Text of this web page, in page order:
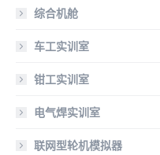
综合机舱
车工实训室
钳工实训室
电气焊实训室
联网型轮机模拟器